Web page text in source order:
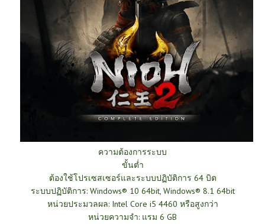
ความต้องการระบบ
ขั้นต่ำ
ต้องใช้โปรเซสเซอร์และระบบปฏิบัติการ 64 บิต
ระบบปฏิบัติการ: Windows® 10 64bit, Windows® 8.1 64bit
หน่วยประมวลผล: Intel Core i5 4460 หรือสูงกว่า
หน่วยความจำ: แรม 6 GB